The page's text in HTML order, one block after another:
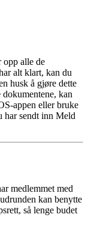
opp alle de
alt klart, kan du
husk å gjøre dette
kan
appen eller bruke
har sendt inn Meld
medlemmet med
kan benytte
så lenge budet